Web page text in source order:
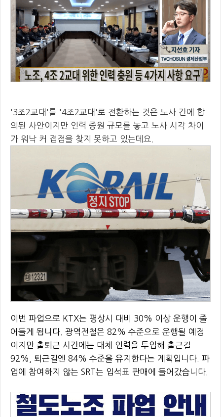
'3조2교대'를 '4조2교대'로 전환하는 것은 노사 간에 합
의된 사안이지만 인력 증원 규모를 놓고 노사 시각 차이
가 워낙 커 접점을 찾지 못하고 있는데요.
이번 파업으로 KTX는 평상시 대비 30% 이상 운행이 줄
어들게 됩니다. 광역전철은 82% 수준으로 운행될 예정
이지만 출퇴근 시간에는 대체 인력을 투입해 출근길
92%, 퇴근길엔 84% 수준을 유지한다는 계획입니다. 파
업에 참여하지 않는 SRT는 입석표 판매에 들어갔습니다.